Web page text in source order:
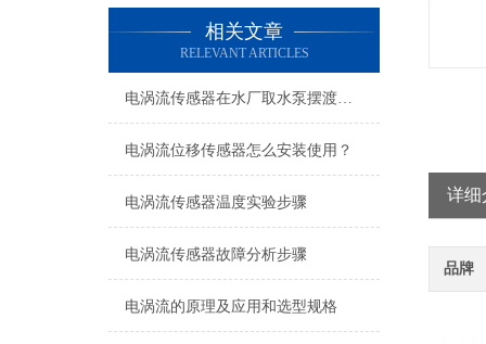
相关文章
RELEVANT ARTICLES
电涡流传感器在水厂取水泵摆渡监测中的实际应用
电涡流位移传感器怎么安装使用？
电涡流传感器温度实验步骤
电涡流传感器故障分析步骤
电涡流的原理及应用和选型规格
详细
品牌